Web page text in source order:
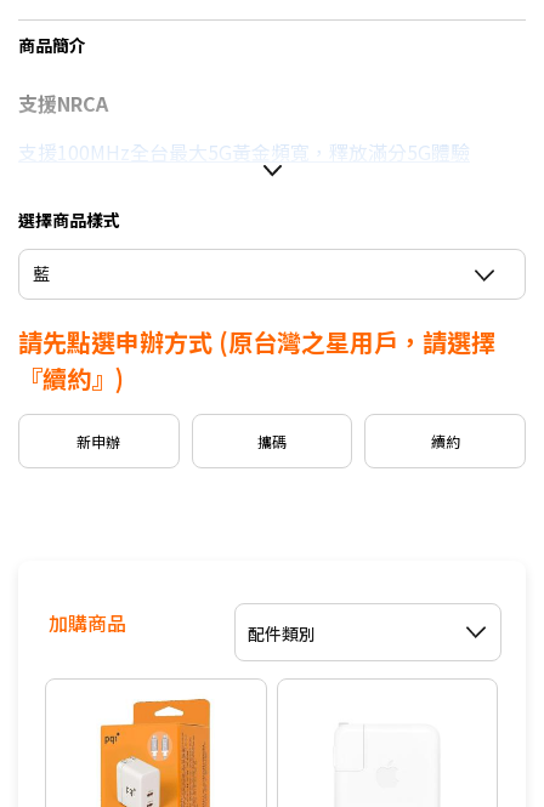
商品簡介
支援NRCA
支援100MHz全台最大5G黃金頻寬，釋放滿分5G體驗
信用卡優惠
台灣大哥大Open Possible聯名卡最高回饋2%
選擇商品樣式
藍
請先點選申辦方式 (原台灣之星用戶，請選擇
『續約』)
新申辦 攜碼 續約
加購商品 配件類別